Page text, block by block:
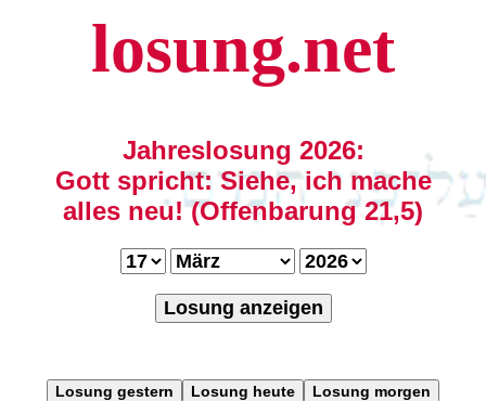
losung.net
Jahreslosung 2026:
Gott spricht: Siehe, ich mache
alles neu! (Offenbarung 21,5)
Losung anzeigen
Losung gestern Losung heute
Losung morgen